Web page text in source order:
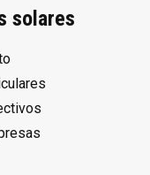
solares